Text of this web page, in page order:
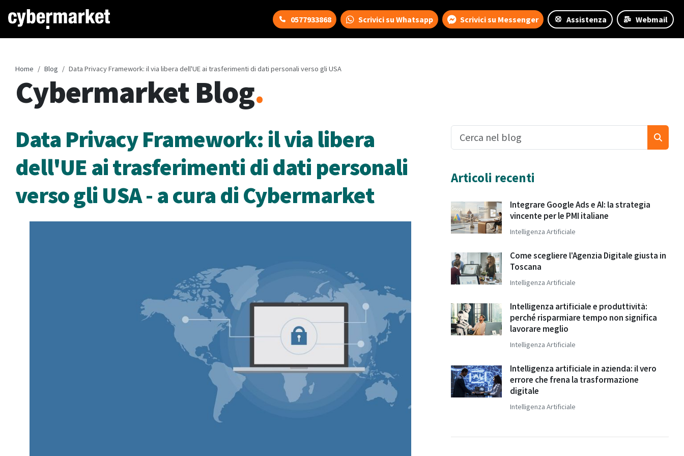
0577933868 Scrivici su Whatsapp Scrivici su Messenger Assistenza Webmail
Home Blog Data Privacy Framework: il via libera dell'UE ai trasferimenti di dati personali verso gli USA
Cybermarket Blog.
Data Privacy Framework: il via libera
dell'UE ai trasferimenti di dati personali
verso gli USA - a cura di Cybermarket
Articoli recenti
Integrare Google Ads e AI: la strategia
vincente per le PMI italiane
Intelligenza Artificiale
Come scegliere l'Agenzia Digitale giusta in
Toscana
Intelligenza Artificiale
Intelligenza artificiale e produttività:
perché risparmiare tempo non significa
lavorare meglio
Intelligenza Artificiale
Intelligenza artificiale in azienda: il vero
errore che frena la trasformazione
digitale
Intelligenza Artificiale